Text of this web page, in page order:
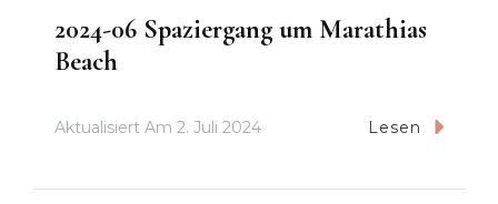
2024-06 Spaziergang um Marathias
Beach
Aktualisiert Am 2. Juli 2024 Lesen